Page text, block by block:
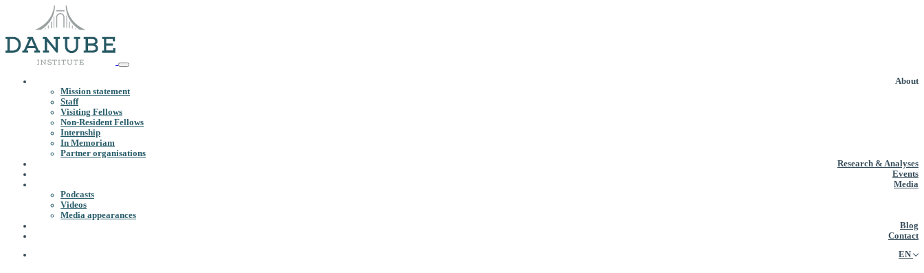
About
Mission statement
Staff
Visiting Fellows
Non-Resident Fellows
Internship
In Memoriam
Partner organisations
Research & Analyses
Events
Media
Podcasts
Videos
Media appearances
Blog
Contact
EN